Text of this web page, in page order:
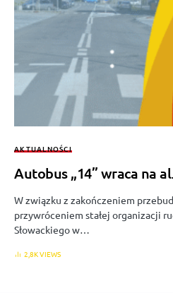
AKTUALNOŚCI
Autobus „14” wraca na
W związku z zakończeniem
przywróceniem stałej organizacji
Słowackiego w…
2,8K VIEWS